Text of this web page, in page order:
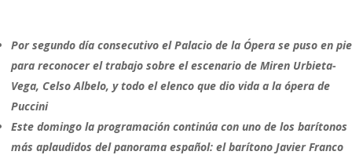
Por segundo día consecutivo el Palacio de la Ópera se puso en pie
para reconocer el trabajo sobre el escenario de Miren Urbieta-
Vega, Celso Albelo, y todo el elenco que dio vida a la ópera de
Puccini
Este domingo la programación continúa con uno de los barítonos
más aplaudidos del panorama español: el barítono Javier Franco